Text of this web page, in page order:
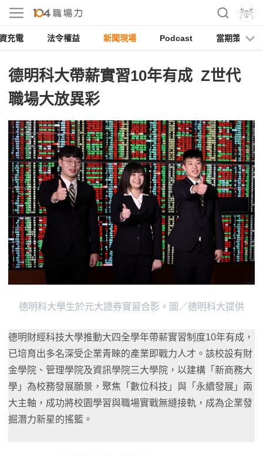
充電 法令權益 新聞現場 Podcast 當期策展
德明科大帶薪實習10年有成 Z世代
職場大放異彩
德明科大學生於元大證券實習合影。圖／德明科大提供
德明財經科技大學推動大四全學年帶薪實習制度10年有成，
已培育出多名深受企業青睞的產業即戰力人才。該校設有財
金學院、管理學院及資訊學院三大學院，以建構「新商務大
學」為校務發展願景，聚焦「數位科技」與「永續發展」兩
大主軸，成功將校園學習與職場實戰無縫接軌，成為企業發
掘潛力新星的搖籃。